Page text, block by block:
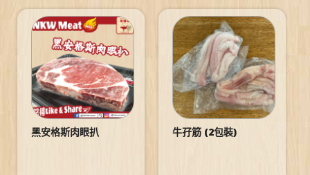
黑安格斯肉眼扒 牛孖筋 (2包裝)